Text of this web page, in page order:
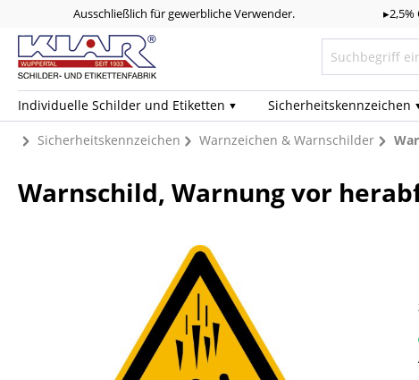
Ausschließlich für gewerbliche Verwender.
Individuelle Schilder und Etiketten Sicherheits­kennzeichen
Sicherheitskennzeichen Warnzeichen & Warnschilder
Warnschild, Warnung vor